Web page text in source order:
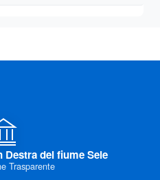
del fiume Sele
Trasparente